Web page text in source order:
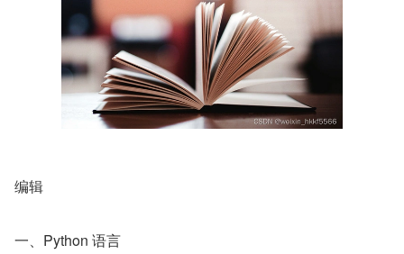
​编辑
一、Python 语言